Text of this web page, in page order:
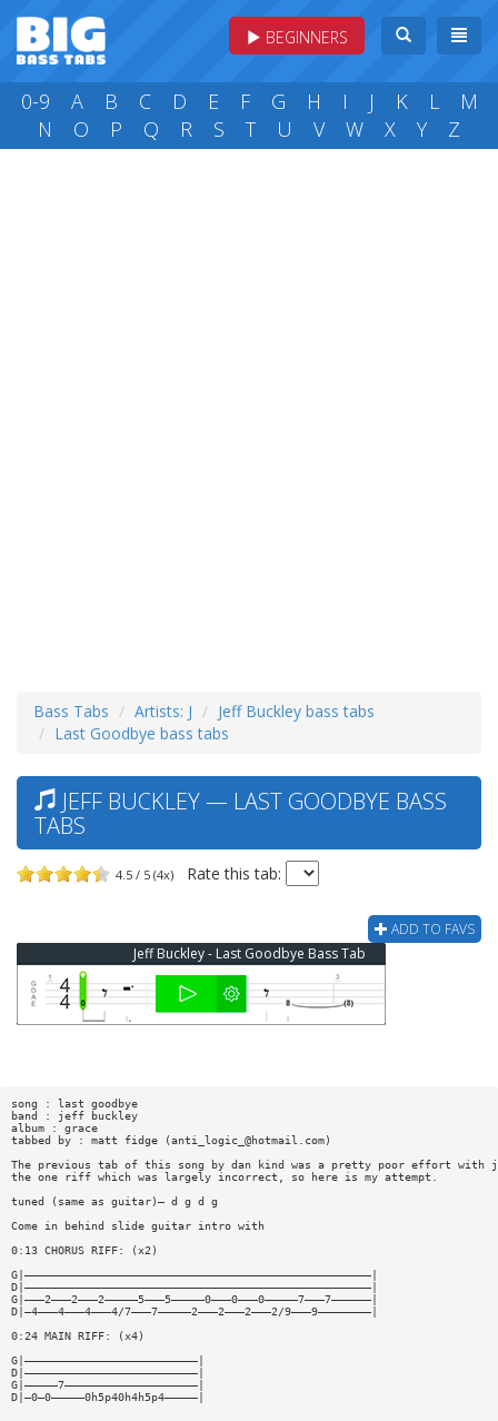
BEGINNERS
0-9 A B C D E F G H I J K L
M
N
O P Q R S T U V W X Y Z
Bass Tabs Artists: J
Jeff Buckley bass tabs
Last Goodbye bass tabs
JEFF BUCKLEY — LAST GOODBYE BASS
TABS
4.5 / 5 (4x) Rate this tab:
ADD TO FAVS
Jeff Buckley - Last Goodbye Bass Tab
song : last goodbye
band : jeff buckley
album : grace
tabbed by : matt fidge (anti_logic_@hotmail.com)
The previous tab of this song by dan kind was a pretty poor effort with
the one riff which was largely incorrect, so here is my attempt.
tuned (same as guitar)— d g d g
Come in behind slide guitar intro with
0:13 CHORUS RIFF: (x2)
G|————————————————————————————————————————————————————|
D|————————————————————————————————————————————————————|
G|———2———2———2—————5———5—————0———0———0—————7———7——————|
D|—4———4———4———4/7———7—————2———2———2———2/9———9————————|
0:24 MAIN RIFF: (x4)
G|——————————————————————————|
D|——————————————————————————|
G|—————7————————————————————|
D|—0—0—————0h5p40h4h5p4—————|